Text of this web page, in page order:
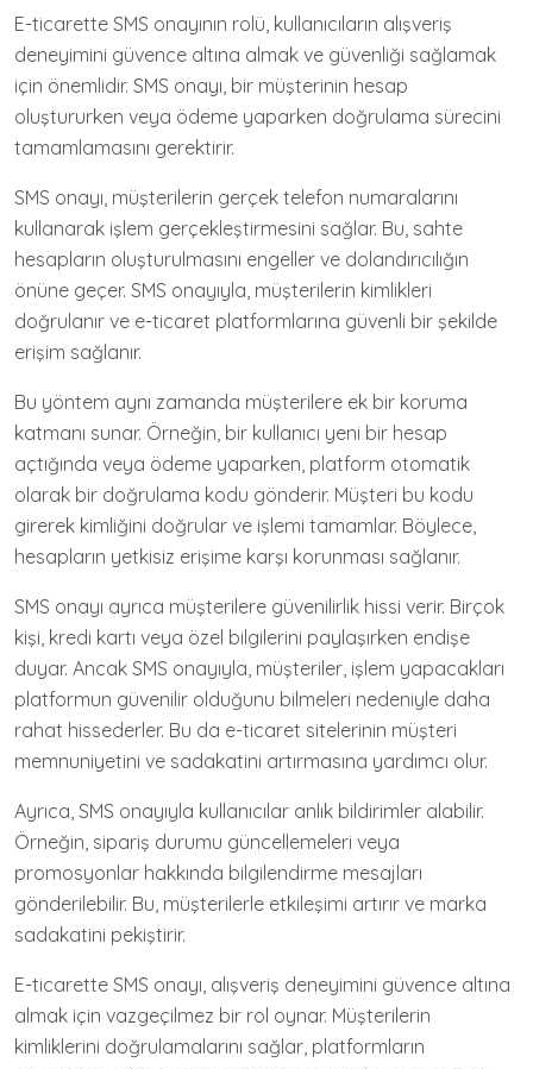
E-ticarette SMS onayının rolü, kullanıcıların alışveriş
deneyimini güvence altına almak ve güvenliği sağlamak
için önemlidir. SMS onayı, bir müşterinin hesap
oluştururken veya ödeme yaparken doğrulama sürecini
tamamlamasını gerektirir.
SMS onayı, müşterilerin gerçek telefon numaralarını
kullanarak işlem gerçekleştirmesini sağlar. Bu, sahte
hesapların oluşturulmasını engeller ve dolandırıcılığın
önüne geçer. SMS onayıyla, müşterilerin kimlikleri
doğrulanır ve e-ticaret platformlarına güvenli bir şekilde
erişim sağlanır.
Bu yöntem aynı zamanda müşterilere ek bir koruma
katmanı sunar. Örneğin, bir kullanıcı yeni bir hesap
açtığında veya ödeme yaparken, platform otomatik
olarak bir doğrulama kodu gönderir. Müşteri bu kodu
girerek kimliğini doğrular ve işlemi tamamlar. Böylece,
hesapların yetkisiz erişime karşı korunması sağlanır.
SMS onayı ayrıca müşterilere güvenilirlik hissi verir. Birçok
kişi, kredi kartı veya özel bilgilerini paylaşırken endişe
duyar. Ancak SMS onayıyla, müşteriler, işlem yapacakları
platformun güvenilir olduğunu bilmeleri nedeniyle daha
rahat hissederler. Bu da e-ticaret sitelerinin müşteri
memnuniyetini ve sadakatini artırmasına yardımcı olur.
Ayrıca, SMS onayıyla kullanıcılar anlık bildirimler alabilir.
Örneğin, sipariş durumu güncellemeleri veya
promosyonlar hakkında bilgilendirme mesajları
gönderilebilir. Bu, müşterilerle etkileşimi artırır ve marka
sadakatini pekiştirir.
E-ticarette SMS onayı, alışveriş deneyimini güvence altına
almak için vazgeçilmez bir rol oynar. Müşterilerin
kimliklerini doğrulamalarını sağlar, platformların